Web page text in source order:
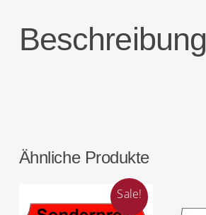
Beschreibung
Ähnliche Produkte
Sale!